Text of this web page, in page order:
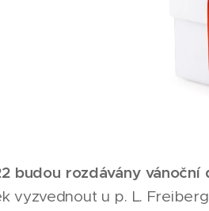
budou rozdávány vánoční
vyzvednout u p. L.